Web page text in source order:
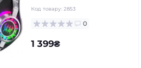
Код товару: 2853
0
1 399₴